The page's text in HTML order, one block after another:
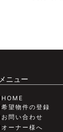
メニュー
HOME
希望物件の登録
お問い合わせ
オーナー様へ